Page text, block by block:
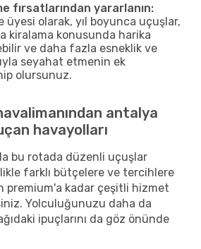
fırsatlarından yararlanın:
üyesi olarak, yıl boyunca uçuşlar,
kiralama konusunda harika
ve daha fazla esneklik ve
seyahat etmenin ek
olursunuz.
antalya
havayolları
bu rotada düzenli uçuşlar
farklı bütçelere ve tercihlere
premium'a kadar çeşitli hizmet
Yolculuğunuzu daha da
ipuçlarını da göz önünde